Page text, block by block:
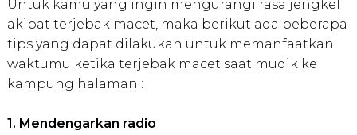
Untuk kamu yang ingin mengurangi rasa jengkel
akibat terjebak macet, maka berikut ada beberapa
tips yang dapat dilakukan untuk memanfaatkan
waktumu ketika terjebak macet saat mudik ke
kampung halaman :
1. Mendengarkan radio